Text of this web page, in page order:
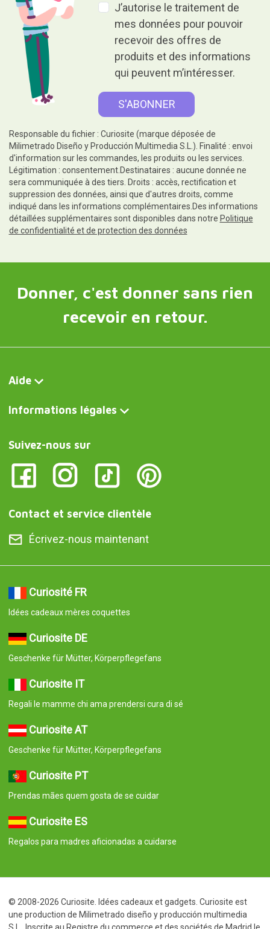
J’autorise le traitement de
mes données pour pouvoir
recevoir des offres de
produits et des informations
qui peuvent m’intéresser.
Responsable du fichier : Curiosite (marque déposée de
Milimetrado Diseño y Producción Multimedia S.L.). Finalité : envoi
d'information sur les commandes, les produits ou les services.
Légitimation : consentement.Destinataires : aucune donnée ne
sera communiquée à des tiers. Droits : accès, rectification et
suppression des données, ainsi que d'autres droits, comme
indiqué dans les informations complémentaires.Des informations
détaillées supplémentaires sont disponibles dans notre Politique
de confidentialité et de protection des données
Donner, c'est donner sans rien
recevoir en retour.
Aide
Informations légales
Suivez-nous sur
Contact et service clientèle
Écrivez-nous maintenant
Curiosité FR
Idées cadeaux mères coquettes
Curiosite DE
Geschenke für Mütter, Körperpflegefans
Curiosite IT
Regali le mamme chi ama prendersi cura di sé
Curiosite AT
Geschenke für Mütter, Körperpflegefans
Curiosite PT
Prendas mães quem gosta de se cuidar
Curiosite ES
Regalos para madres aficionadas a cuidarse
© 2008-2026 Curiosite. Idées cadeaux et gadgets. Curiosite est
une production de Milimetrado diseño y producción multimedia